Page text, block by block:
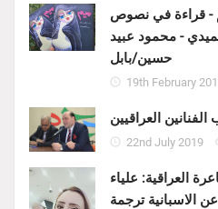
- قراءة في نصوص
- محمود عبيد
حسين/بابل
19th February
العراقيين
22nd July 2019
العراقية: علياء
الاسبانية ترجمة